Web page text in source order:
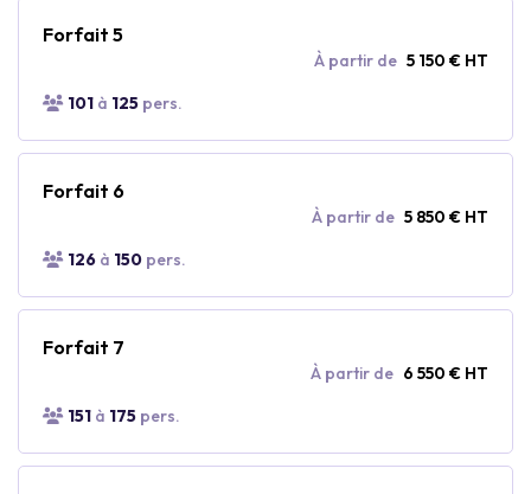
Forfait 5
À partir de 5 150 € HT
101 à 125 pers.
Forfait 6
À partir de 5 850 € HT
126 à 150 pers.
Forfait 7
À partir de 6 550 € HT
151 à 175 pers.